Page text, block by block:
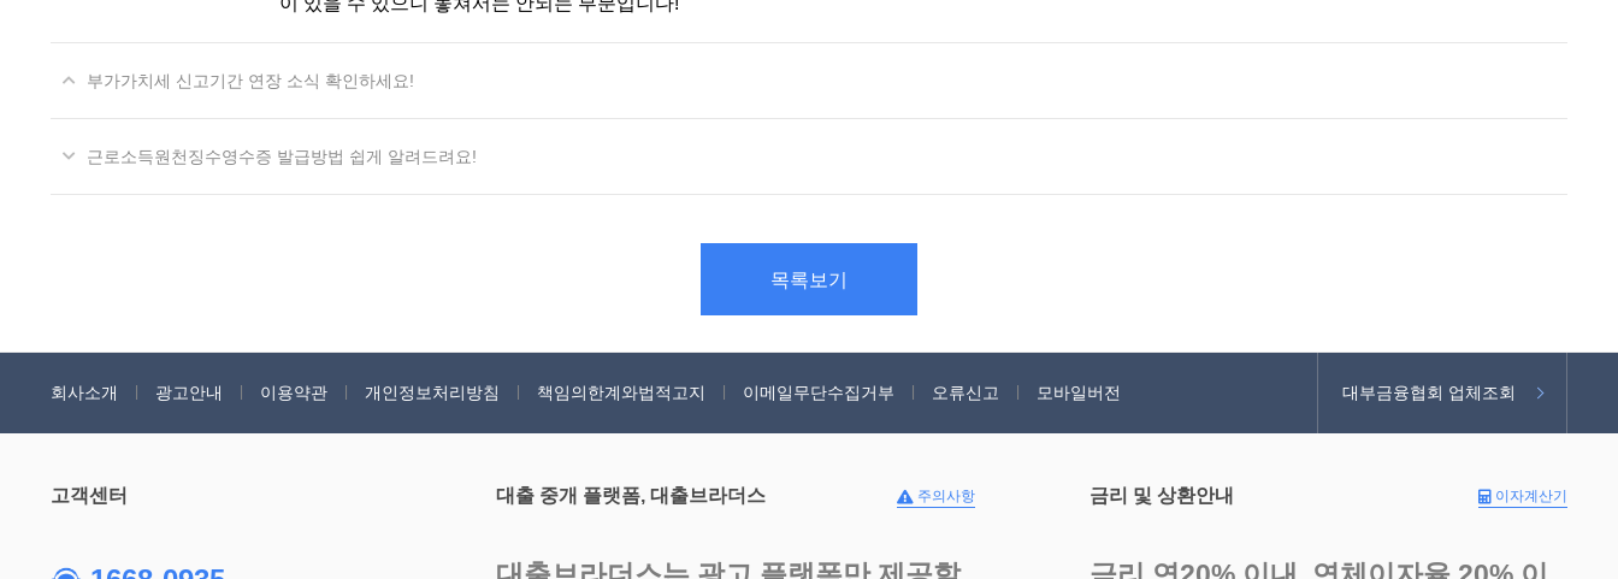
부가가치세 신고기간 연장 소식 확인하세요!
근로소득원천징수영수증 발급방법 쉽게 알려드려요!
목록보기
회사소개 광고안내 이용약관 개인정보처리방침 책임의한계와법적고지 이메일무단수집거부 오류신고 모바일버전 대부금융협회 업체조회
고객센터 대출 중개 플랫폼, 대출브라더스 주의사항 금리 및 상환안내 이자계산기